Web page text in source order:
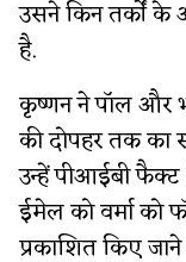
उसने किन तर्कों के
है.
कृष्णन ने पॉल और
की दोपहर तक का
उन्हें पीआईबी
ईमेल को वर्मा को
प्रकाशित किए